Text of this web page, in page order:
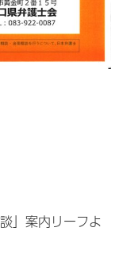
」案内リーフよ